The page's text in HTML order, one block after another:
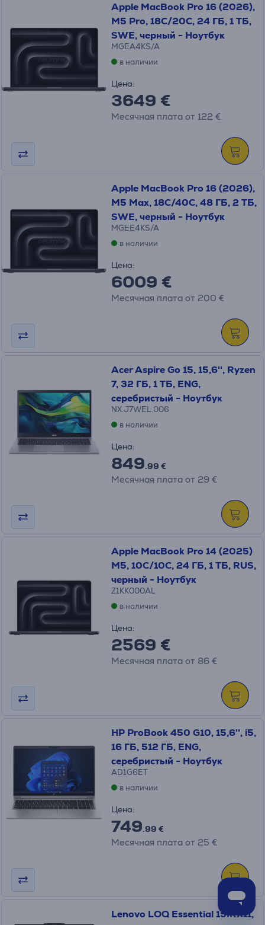
Apple MacBook Pro 16 (2026),
M5 Pro, 18C/20C, 24 ГБ, 1 ТБ,
SWE, черный - Ноутбук
MGEA4KS/A
в наличии
Цена:
3649 €
Месячная плата от 122 €
Apple MacBook Pro 16 (2026),
M5 Max, 18C/40C, 48 ГБ, 2 ТБ,
SWE, черный - Ноутбук
MGEE4KS/A
в наличии
Цена:
6009 €
Месячная плата от 200 €
Acer Aspire Go 15, 15,6'', Ryzen
7, 32 ГБ, 1 ТБ, ENG,
серебристый - Ноутбук
NX.J7WEL.006
в наличии
Цена:
849.99 €
Месячная плата от 29 €
Apple MacBook Pro 14 (2025)
M5, 10C/10C, 24 ГБ, 1 ТБ, RUS,
черный - Ноутбук
Z1KK000AL
в наличии
Цена:
2569 €
Месячная плата от 86 €
HP ProBook 450 G10, 15,6'', i5,
16 ГБ, 512 ГБ, ENG,
серебристый - Ноутбук
AD1G6ET
в наличии
Цена:
749.99 €
Месячная плата от 25 €
Lenovo LOQ Essential 15IRX11,